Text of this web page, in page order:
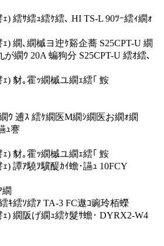
) 繧ｻ繧ｭ繧ｹ繧､ HI TS-L 90ﾂｰ繧ｨ繝ｫ
) 繝､繝槭ヨ迚ｹ谿企蕎 S25CPT-U 繝
繝ｳ 20A 蝙狗分 S25CPT-U 繧ｵ繧､
) 豺｡霍ｯ繝槭ユ繝ｪ繧｢ 鮟
ｳ 逋ｽ 繧ｹ繝医Μ繝ｼ繝医お繝ｫ繝
ｭ謇
) 豺｡霍ｯ繝槭ユ繝ｪ繧｢ 鮟
) 譚ｱ驍ｦ驥醍ｶｲ蟾･讌ｭ 10FCY
ｷ繧ｿ繧ｱ TA-3 FC遨ｺ豌玲栢蠑
) 繝阪げ繝ｭ繧ｹ髮ｻ蟾･ DYRX2-W4